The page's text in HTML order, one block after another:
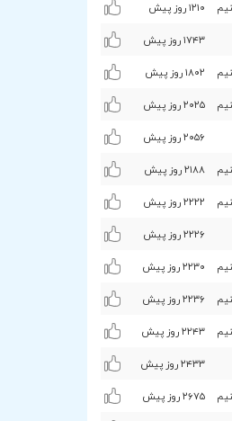
۱۲۱۰ روز پیش
۱۷۴٣ روز پیش
۱۸۰۲ روز پیش
۲۰۲۵ روز پیش
۲۰۵۶ روز پیش
۲۱۸۸ روز پیش
۲۲۲۲ روز پیش
۲۲۲۶ روز پیش
۲۲٣۰ روز پیش
۲۲٣۶ روز پیش
۲۲۴٣ روز پیش
۲۴٣٣ روز پیش
۲۶۷۵ روز پیش